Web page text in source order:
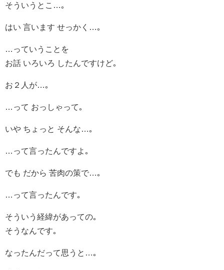
そういうとこ…｡
はい 言います せっかく…｡
…っていうことを
お話 いろいろ したんですけど｡
お２人が…｡
…って おっしゃって｡
いや ちょっと そんな…｡
…って言ったんですよ｡
でも だから 苦肉の策で…｡
…って言ったんです｡
そういう経緯があっての｡
そうなんです｡
なったんだって思うと…｡